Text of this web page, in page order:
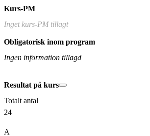
Kurs-PM
Inget kurs-PM tillagt
Obligatorisk inom program
Ingen information tillagd
Resultat på kurs
Totalt antal
24
A